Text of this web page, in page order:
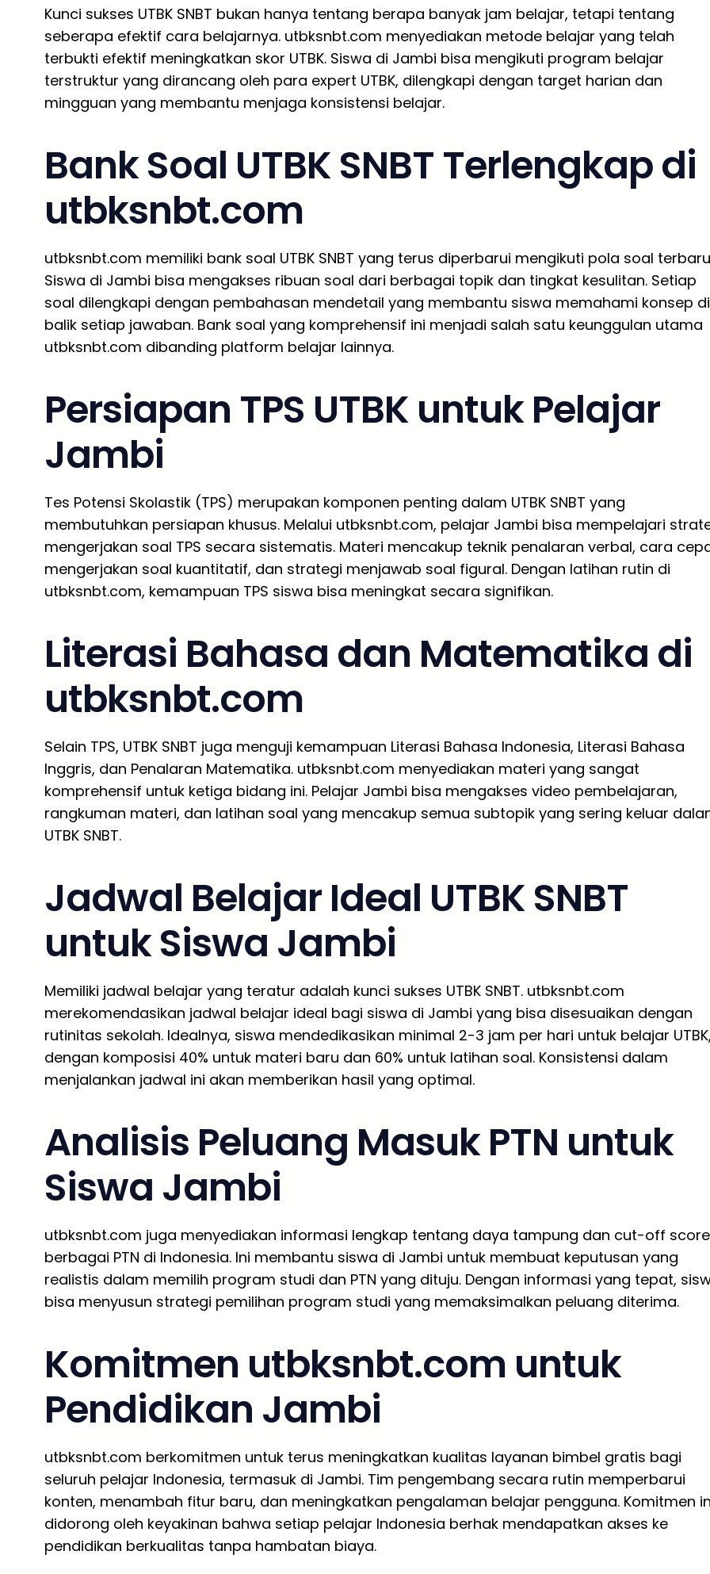
Kunci sukses UTBK SNBT bukan hanya tentang berapa banyak jam belajar, tetapi tentang
seberapa efektif cara belajarnya. utbksnbt.com menyediakan metode belajar yang telah
terbukti efektif meningkatkan skor UTBK. Siswa di Jambi bisa mengikuti program belajar
terstruktur yang dirancang oleh para expert UTBK, dilengkapi dengan target harian dan
mingguan yang membantu menjaga konsistensi belajar.
Bank Soal UTBK SNBT Terlengkap di
utbksnbt.com
utbksnbt.com memiliki bank soal UTBK SNBT yang terus diperbarui mengikuti pola soal
Siswa di Jambi bisa mengakses ribuan soal dari berbagai topik dan tingkat kesulitan. Setiap
soal dilengkapi dengan pembahasan mendetail yang membantu siswa memahami konsep di
balik setiap jawaban. Bank soal yang komprehensif ini menjadi salah satu keunggulan utama
utbksnbt.com dibanding platform belajar lainnya.
Persiapan TPS UTBK untuk Pelajar
Jambi
Tes Potensi Skolastik (TPS) merupakan komponen penting dalam UTBK SNBT yang
membutuhkan persiapan khusus. Melalui utbksnbt.com, pelajar Jambi bisa mempelajari
mengerjakan soal TPS secara sistematis. Materi mencakup teknik penalaran verbal, cara
mengerjakan soal kuantitatif, dan strategi menjawab soal figural. Dengan latihan rutin di
utbksnbt.com, kemampuan TPS siswa bisa meningkat secara signifikan.
Literasi Bahasa dan Matematika di
utbksnbt.com
Selain TPS, UTBK SNBT juga menguji kemampuan Literasi Bahasa Indonesia, Literasi Bahasa
Inggris, dan Penalaran Matematika. utbksnbt.com menyediakan materi yang sangat
komprehensif untuk ketiga bidang ini. Pelajar Jambi bisa mengakses video pembelajaran,
rangkuman materi, dan latihan soal yang mencakup semua subtopik yang sering keluar
UTBK SNBT.
Jadwal Belajar Ideal UTBK SNBT
untuk Siswa Jambi
Memiliki jadwal belajar yang teratur adalah kunci sukses UTBK SNBT. utbksnbt.com
merekomendasikan jadwal belajar ideal bagi siswa di Jambi yang bisa disesuaikan dengan
rutinitas sekolah. Idealnya, siswa mendedikasikan minimal 2-3 jam per hari untuk belajar
dengan komposisi 40% untuk materi baru dan 60% untuk latihan soal. Konsistensi dalam
menjalankan jadwal ini akan memberikan hasil yang optimal.
Analisis Peluang Masuk PTN untuk
Siswa Jambi
utbksnbt.com juga menyediakan informasi lengkap tentang daya tampung dan cut-off score
berbagai PTN di Indonesia. Ini membantu siswa di Jambi untuk membuat keputusan yang
realistis dalam memilih program studi dan PTN yang dituju. Dengan informasi yang tepat,
bisa menyusun strategi pemilihan program studi yang memaksimalkan peluang diterima.
Komitmen utbksnbt.com untuk
Pendidikan Jambi
utbksnbt.com berkomitmen untuk terus meningkatkan kualitas layanan bimbel gratis bagi
seluruh pelajar Indonesia, termasuk di Jambi. Tim pengembang secara rutin memperbarui
konten, menambah fitur baru, dan meningkatkan pengalaman belajar pengguna. Komitmen
didorong oleh keyakinan bahwa setiap pelajar Indonesia berhak mendapatkan akses ke
pendidikan berkualitas tanpa hambatan biaya.